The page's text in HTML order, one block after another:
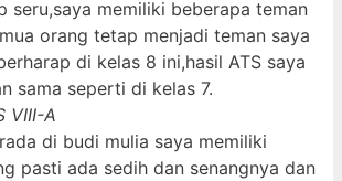
seru,saya memiliki beberapa teman
orang tetap menjadi teman saya
di kelas 8 ini,hasil ATS saya
sama seperti di kelas 7.
VIII-A
di budi mulia saya memiliki
pasti ada sedih dan senangnya dan